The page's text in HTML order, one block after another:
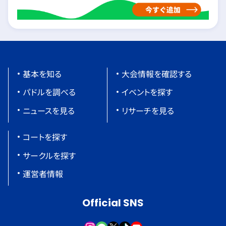
基本を知る
パドルを調べる
ニュースを見る
大会情報を確認する
イベントを探す
リサーチを見る
コートを探す
サークルを探す
運営者情報
Official SNS